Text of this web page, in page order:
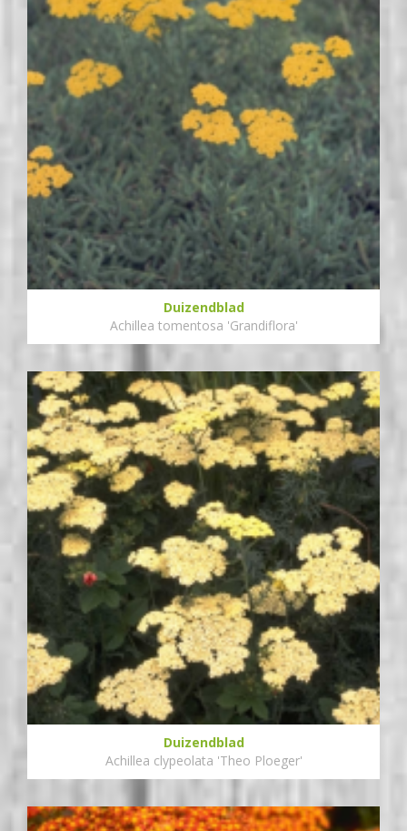
Duizendblad
Achillea tomentosa 'Grandiflora'
Duizendblad
Achillea clypeolata 'Theo Ploeger'